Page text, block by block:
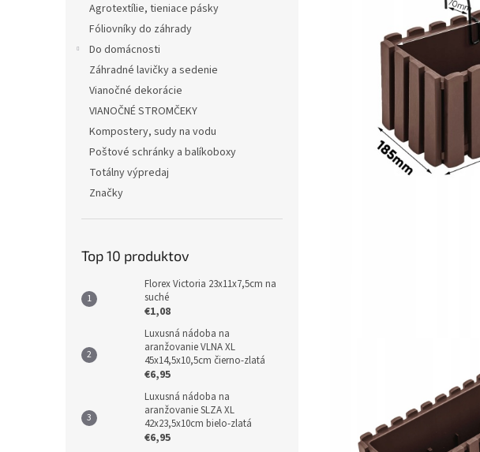
Agrotextílie, tieniace pásky
Fóliovníky do záhrady
Do domácnosti
Záhradné lavičky a sedenie
Vianočné dekorácie
VIANOČNÉ STROMČEKY
Kompostery, sudy na vodu
Poštové schránky a balíkoboxy
Totálny výpredaj
Značky
Top 10 produktov
Florex Victoria 23x11x7,5cm na
suché
€1,08
Luxusná nádoba na
aranžovanie VLNA XL
45x14,5x10,5cm čierno-zlatá
€6,95
Luxusná nádoba na
aranžovanie SLZA XL
42x23,5x10cm bielo-zlatá
€6,95